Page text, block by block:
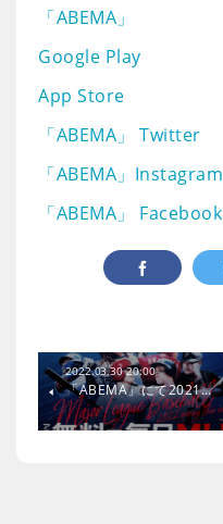
「ABEMA」
Google Play
App Store
「ABEMA」 Twitter
「ABEMA」Instagram
「ABEMA」 Facebook
2022.03.30 20:00
「ABEMA」にて2021…